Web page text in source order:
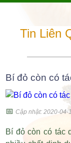
Tin Liên
Bí đỏ còn có
📅Cập nhật: 2020-04-
Bí đỏ còn có tác